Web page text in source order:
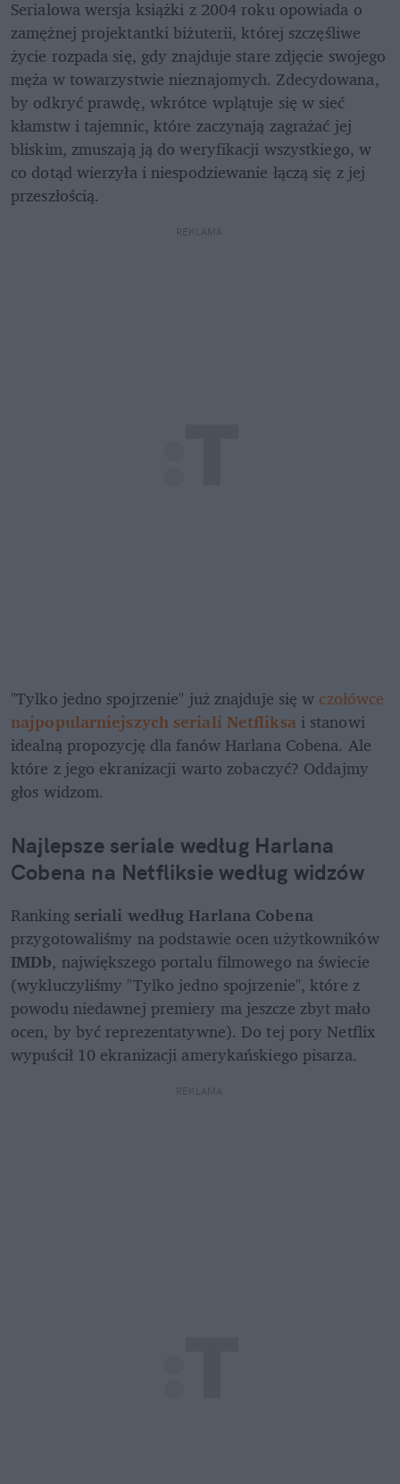
Serialowa wersja książki z 2004 roku opowiada o
zamężnej projektantki biżuterii, której szczęśliwe
życie rozpada się, gdy znajduje stare zdjęcie swojego
męża w towarzystwie nieznajomych. Zdecydowana,
by odkryć prawdę, wkrótce wplątuje się w sieć
kłamstw i tajemnic, które zaczynają zagrażać jej
bliskim, zmuszają ją do weryfikacji wszystkiego, w
co dotąd wierzyła i niespodziewanie łączą się z jej
przeszłością.
REKLAMA
"Tylko jedno spojrzenie" już znajduje się w
najpopularniejszych seriali Netfliksa i stanowi
idealną propozycję dla fanów Harlana Cobena. Ale
które z jego ekranizacji warto zobaczyć? Oddajmy
głos widzom.
Najlepsze seriale według Harlana
Cobena na Netfliksie według widzów
Ranking seriali według Harlana Cobena
przygotowaliśmy na podstawie ocen użytkowników
IMDb, największego portalu filmowego na świecie
(wykluczyliśmy "Tylko jedno spojrzenie", które z
powodu niedawnej premiery ma jeszcze zbyt mało
ocen, by być reprezentatywne). Do tej pory Netflix
wypuścił 10 ekranizacji amerykańskiego pisarza.
REKLAMA